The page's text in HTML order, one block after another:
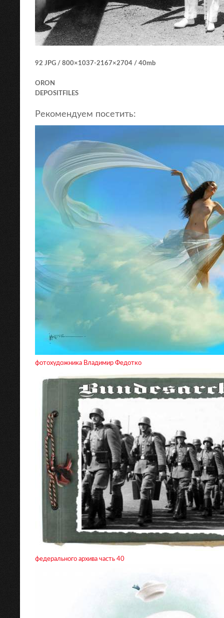
92 JPG / 800×1037-2167×2704 / 40mb
ORON
DEPOSITFILES
Рекомендуем посетить:
фотохудожника Владимир Федотко
федерального архива часть 40